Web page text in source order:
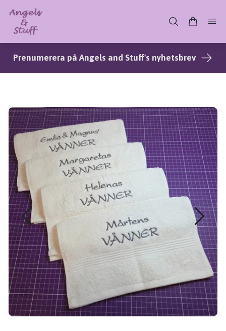
Prenumerera på Angels and Stuff's nyhetsbrev